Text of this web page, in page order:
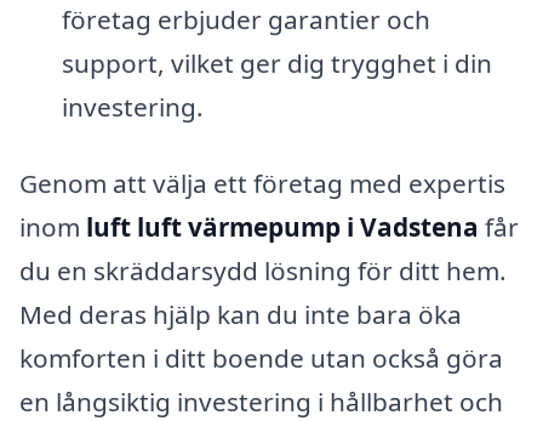
företag erbjuder garantier och
support, vilket ger dig trygghet i din
investering.
Genom att välja ett företag med expertis
inom luft luft värmepump i Vadstena får
du en skräddarsydd lösning för ditt hem.
Med deras hjälp kan du inte bara öka
komforten i ditt boende utan också göra
en långsiktig investering i hållbarhet och